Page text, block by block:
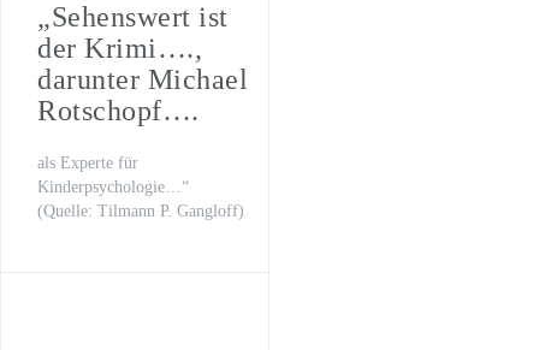
„Sehenswert ist
der Krimi….,
darunter Michael
Rotschopf….
als Experte für
Kinderpsychologie…“
(Quelle: Tilmann P. Gangloff)